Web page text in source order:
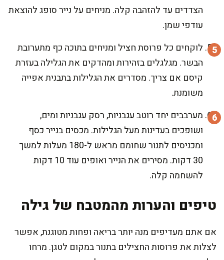
הצדדים עד להזהבה קלה. מניחים על נייר סופג להוצאת
עודפי שמן.
לוקחים כל פרוסת חציל ומניחים בתוכה כף מתערובת
הבשר. מגלגלים בזהירות ומהדקים את הגלילה בעזרת
קיסם אם צריך. מסדרים את הגלילות בתבנית אפייה
משומנת.
מערבבים יחד רוטב עגבניות, רסק עגבניות ומים,
ושופכים בעדינות מעל הגלילות. מכסים בנייר כסף
ומכניסים לתנור שחומם מראש ל-180 מעלות למשך
30 דקות. מסירים את הנייר ואופים עוד 10 דקות
להשחמה קלה.
טיפים והערות מהמטבח של גילה
אם אתם מעדיפים מנה יותר בריאה ופחות מטוגנת, אפשר
לצלות את פרוסות החצילים בתנור במקום לטגן. מרחו